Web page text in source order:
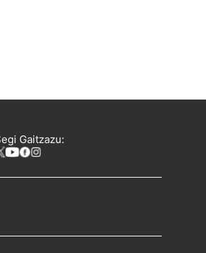
Gaitzazu: